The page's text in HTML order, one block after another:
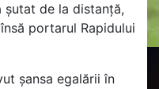
șutat de la distanță,
portarul Rapidului
șansa egalării în